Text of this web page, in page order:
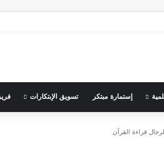
إستمارة مبتكر تسويق الإبتكارات
قراءة القرآن